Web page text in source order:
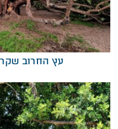
עץ החרוב